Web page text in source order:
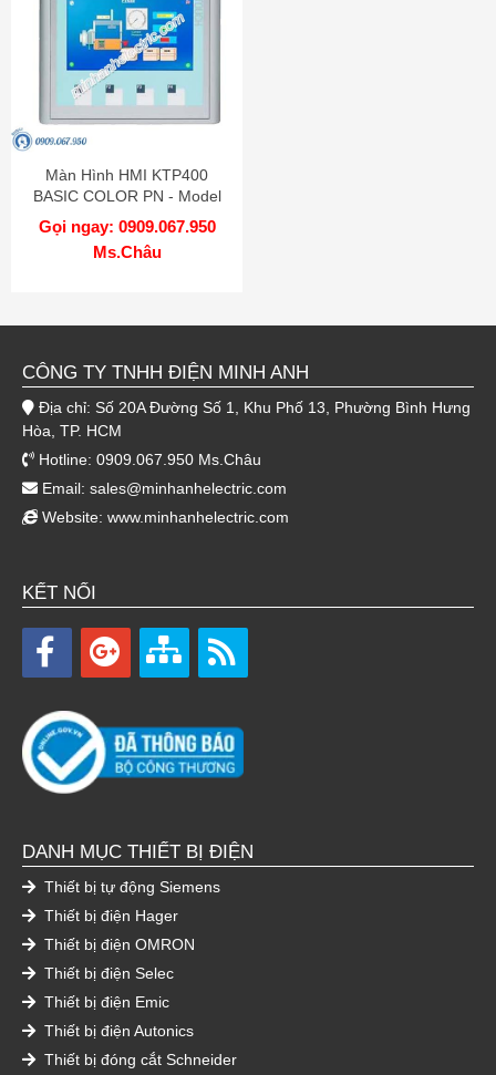
Màn Hình HMI KTP400
BASIC COLOR PN - Model
6AV6647-0AK11-3AX0
Gọi ngay: 0909.067.950
Ms.Châu
CÔNG TY TNHH ĐIỆN MINH ANH
Địa chỉ: Số 20A Đường Số 1, Khu Phố 13, Phường Bình Hưng
Hòa, TP. HCM
Hotline: 0909.067.950 Ms.Châu
Email: sales@minhanhelectric.com
Website: www.minhanhelectric.com
KẾT NỐI
DANH MỤC THIẾT BỊ ĐIỆN
Thiết bị tự động Siemens
Thiết bị điện Hager
Thiết bị điện OMRON
Thiết bị điện Selec
Thiết bị điện Emic
Thiết bị điện Autonics
Thiết bị đóng cắt Schneider